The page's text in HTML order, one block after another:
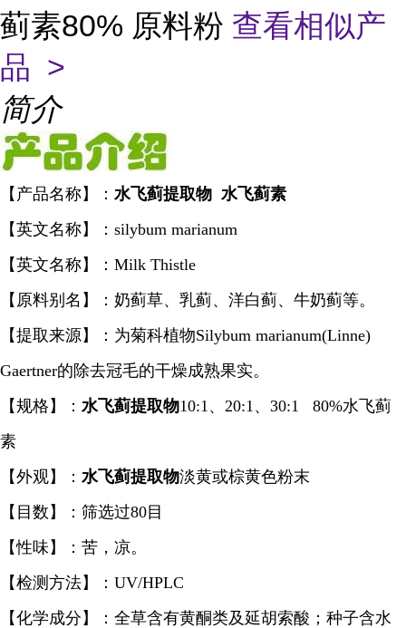
蓟素80% 原料粉 查看相似产
品 >
简介
【产品名称】： 水飞蓟提取物 水飞蓟素
【英文名称】：silybum marianum
【英文名称】：Milk Thistle
【原料别名】：奶蓟草、乳蓟、洋白蓟、牛奶蓟等。
【提取来源】：为菊科植物Silybum marianum(Linne)
Gaertner的除去冠毛的干燥成熟果实。
【规格】： 水飞蓟提取物10:1、20:1、30:1 80%水飞蓟
素
【外观】： 水飞蓟提取物淡黄或棕黄色粉末
【目数】：筛选过80目
【性味】：苦，凉。
【检测方法】：UV/HPLC
【化学成分】：全草含有黄酮类及延胡索酸；种子含水